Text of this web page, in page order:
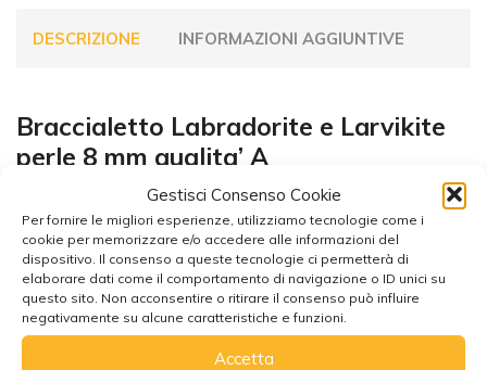
Gestisci Consenso Cookie
Per fornire le migliori esperienze, utilizziamo tecnologie come i
cookie per memorizzare e/o accedere alle informazioni del
dispositivo. Il consenso a queste tecnologie ci permetterà di
elaborare dati come il comportamento di navigazione o ID unici su
questo sito. Non acconsentire o ritirare il consenso può influire
negativamente su alcune caratteristiche e funzioni.
Accetta
DESCRIZIONE INFORMAZIONI AGGIUNTIVE
Braccialetto Labradorite e Larvikite
perle 8 mm qualita’ A
Potrebbe interessarti anche